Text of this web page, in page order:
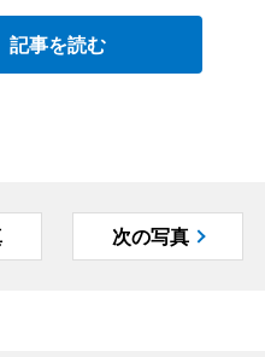
記事を読む
次の写真